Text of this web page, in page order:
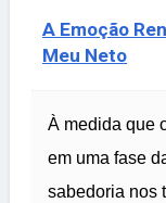
A Emoção
Meu Neto
À medida que
em uma fase
sabedoria nos